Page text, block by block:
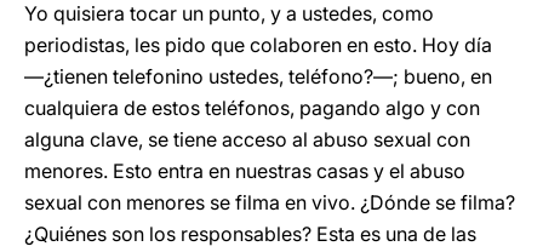
Yo quisiera tocar un punto, y a ustedes, como
periodistas, les pido que colaboren en esto. Hoy día
―¿tienen telefonino ustedes, teléfono?―; bueno, en
cualquiera de estos teléfonos, pagando algo y con
alguna clave, se tiene acceso al abuso sexual con
menores. Esto entra en nuestras casas y el abuso
sexual con menores se filma en vivo. ¿Dónde se filma?
¿Quiénes son los responsables? Esta es una de las